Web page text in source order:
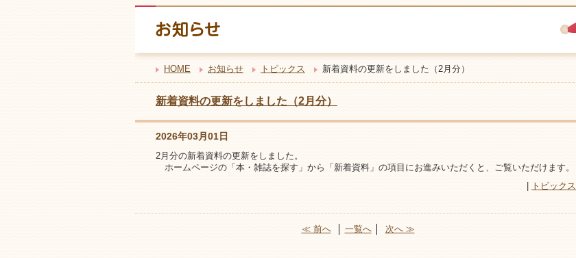
HOME お知らせ トピックス 新着資料の更新をしました（2月分）
新着資料の更新をしました（2月分）
2026年03月01日
2月分の新着資料の更新をしました。
ホームページの「本・雑誌を探す」から「新着資料」の項目にお進みいただくと、ご覧いただけます。
トピックス
≪ 前へ│ 一覧へ│ 次へ ≫